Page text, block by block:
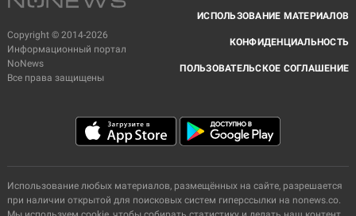
Copyright © 2014-2026
Информационный портал
NoNews
Все права защищены
ИСПОЛЬЗОВАНИЕ МАТЕРИАЛОВ
КОНФИДЕНЦИАЛЬНОСТЬ
ПОЛЬЗОВАТЕЛЬСКОЕ СОГЛАШЕНИЕ
Использование любых материалов, размещённых на сайте, разрешается
при наличии открытой для поисковых систем гиперссылки на nonews.co.